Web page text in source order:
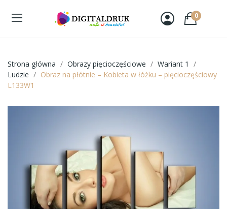
0
Strona główna Obrazy pięcioczęściowe
Wariant 1
Ludzie
Obraz na płótnie – Kobieta w łóżku – pięcioczęściowy
L133W1